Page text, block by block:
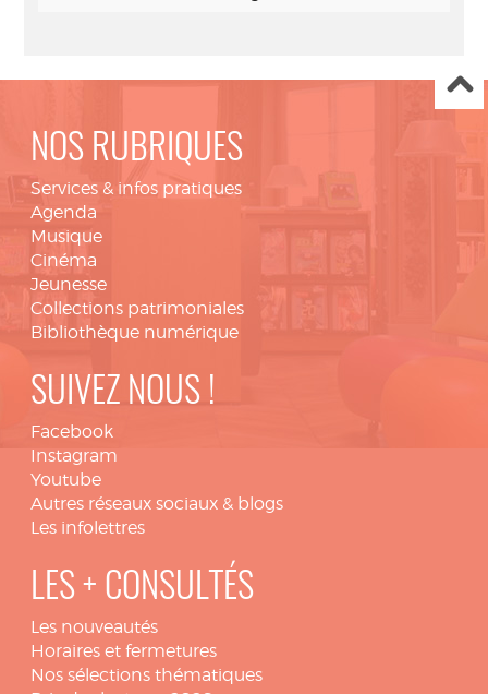
NOS RUBRIQUES
Services & infos pratiques
Agenda
Musique
Cinéma
Jeunesse
Collections patrimoniales
Bibliothèque numérique
SUIVEZ NOUS !
Facebook
Instagram
Youtube
Autres réseaux sociaux & blogs
Les infolettres
LES + CONSULTÉS
Les nouveautés
Horaires et fermetures
Nos sélections thématiques